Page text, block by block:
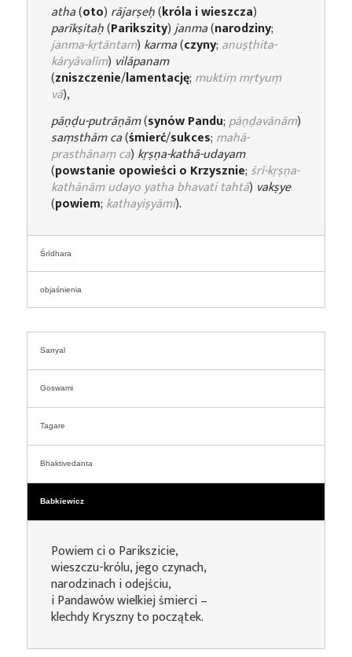
atha(oto) rājarṣeḥ(króla i wieszcza)
parīkṣitaḥ(Parikszity)janma(narodziny;
janma-kṛtāntam) karma(czyny; anuṣṭhita-
kāryāvalīm) vilāpanam
(zniszczenie/lamentację; muktiṃ mṛtyuṃ
vā),
pāṇḍu-putrāṇām(synów Pandu;pāṇḍavānām)
saṃsthām ca(śmierć/sukces; mahā-
prasthānaṃ ca) kṛṣṇa-kathā-udayam
(powstanie opowieści o Krzysznie; śrī-kṛṣṇa-
kathānām udayo yatha bhavati tahtā) vakṣye
(powiem; kathayiṣyāmi).
Śrīdhara
objaśnienia
Sanyal
Goswami
Tagare
Bhaktivedanta
Babkiewicz
Powiem ci o Parikszicie,
wieszczu-królu, jego czynach,
narodzinach i odejściu,
i Pandawów wielkiej śmierci –
klechdy Kryszny to początek.